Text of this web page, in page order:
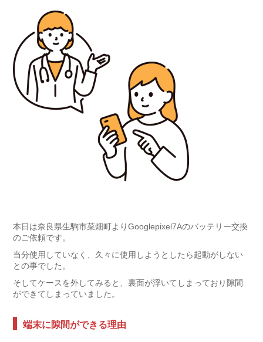
本日は奈良県生駒市菜畑町よりGooglepixel7Aのバッテリー交換
のご依頼です。
当分使用していなく、久々に使用しようとしたら起動がしない
との事でした。
そしてケースを外してみると、裏面が浮いてしまっており隙間
ができてしまっていました。
端末に隙間ができる理由